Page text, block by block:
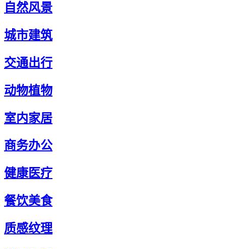
自然风景
城市建筑
交通出行
动物植物
室内家居
商务办公
健康医疗
餐饮美食
质感纹理